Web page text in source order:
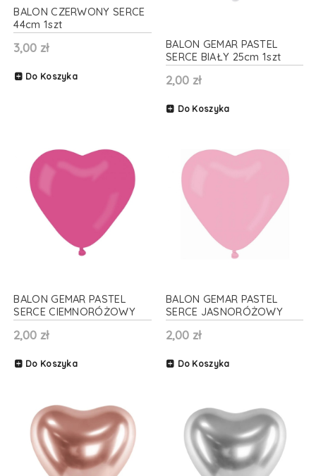
BALON CZERWONY SERCE
44cm 1szt
3,00 zł
Do Koszyka
BALON GEMAR PASTEL
SERCE BIAŁY 25cm 1szt
2,00 zł
Do Koszyka
BALON GEMAR PASTEL
SERCE CIEMNORÓŻOWY
25cm 1szt
2,00 zł
Do Koszyka
BALON GEMAR PASTEL
SERCE JASNORÓŻOWY
25cm 1szt
2,00 zł
Do Koszyka